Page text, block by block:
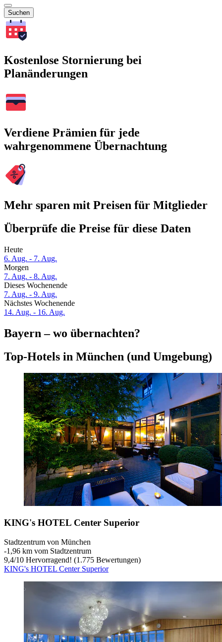
Suchen
Kostenlose Stornierung bei
Planänderungen
Verdiene Prämien für jede
wahrgenommene Übernachtung
Mehr sparen mit Preisen für Mitglieder
Überprüfe die Preise für diese Daten
Heute
6. Aug. - 7. Aug.
Morgen
7. Aug. - 8. Aug.
Dieses Wochenende
7. Aug. - 9. Aug.
Nächstes Wochenende
14. Aug. - 16. Aug.
Bayern – wo übernachten?
Top-Hotels in München (und Umgebung)
KING's HOTEL Center Superior
Stadtzentrum von München
‐1,96 km vom Stadtzentrum
9,4/10 Hervorragend! (1.775 Bewertungen)
KING's HOTEL Center Superior